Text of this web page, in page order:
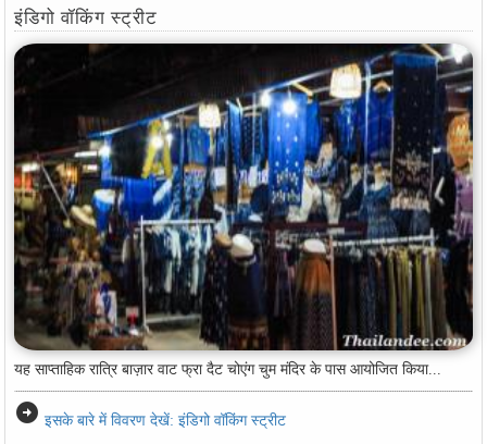
इंडिगो वॉकिंग स्ट्रीट
यह साप्ताहिक रात्रि बाज़ार वाट फ्रा दैट चोएंग चुम मंदिर के पास आयोजित किया...
arrow_circle_right इसके बारे में विवरण देखें: इंडिगो वॉकिंग स्ट्रीट